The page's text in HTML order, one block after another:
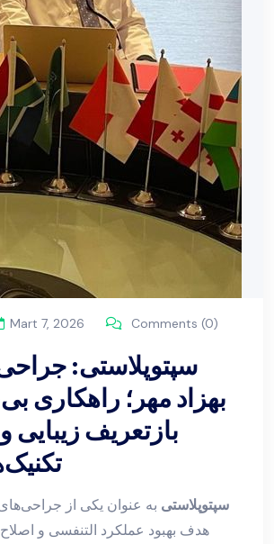
Mart 7, 2026 Comments (0)
سپتوپلاستی: جراحی
بهزاد مهر؛ راهکاری
بازتعریف زیبایی
سپتوپلاستی به عنوان یکی از
هدف بهبود عملکرد التنفسی و